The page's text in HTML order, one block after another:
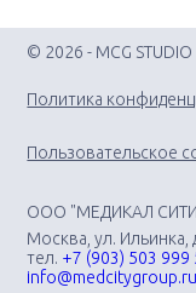
© 2026 - MCG STUDIO
Политика
Пользовательское
ООО "МЕДИКАЛ
Москва, ул. Ильинка,
тел. +7 (903) 503 999
info@medcitygroup.ru